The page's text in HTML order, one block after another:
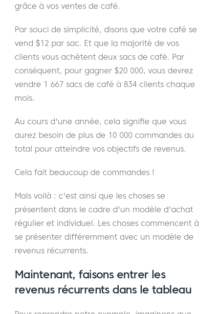
grâce à vos ventes de café.
Par souci de simplicité, disons que votre café se
vend $12 par sac. Et que la majorité de vos
clients vous achètent deux sacs de café. Par
conséquent, pour gagner $20 000, vous devrez
vendre 1 667 sacs de café à 834 clients chaque
mois.
Au cours d'une année, cela signifie que vous
aurez besoin de plus de 10 000 commandes au
total pour atteindre vos objectifs de revenus.
Cela fait beaucoup de commandes !
Mais voilà : c'est ainsi que les choses se
présentent dans le cadre d'un modèle d'achat
régulier et individuel. Les choses commencent à
se présenter différemment avec un modèle de
revenus récurrents.
Maintenant, faisons entrer les
revenus récurrents dans le tableau